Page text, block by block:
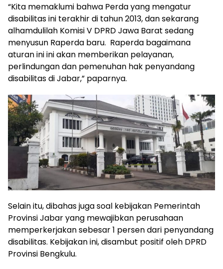
“Kita memaklumi bahwa Perda yang mengatur
disabilitas ini terakhir di tahun 2013, dan sekarang
alhamdulilah Komisi V DPRD Jawa Barat sedang
menyusun Raperda baru. Raperda bagaimana
aturan ini ini akan memberikan pelayanan,
perlindungan dan pemenuhan hak penyandang
disabilitas di Jabar,” paparnya.
Selain itu, dibahas juga soal kebijakan Pemerintah
ProvinsiJabaryang mewajibkan perusahaan
memperkerjakan sebesar 1 persen dari penyandang
disabilitas. Kebijakan ini, disambut positif oleh DPRD
Provinsi Bengkulu.